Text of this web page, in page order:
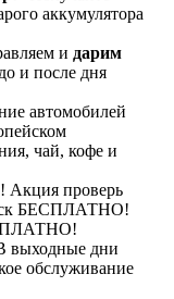
аккумулятора
и дарим
и после дня
автомобилей
чай, кофе и
проверь
БЕСПЛАТНО!
выходные дни
обслуживание